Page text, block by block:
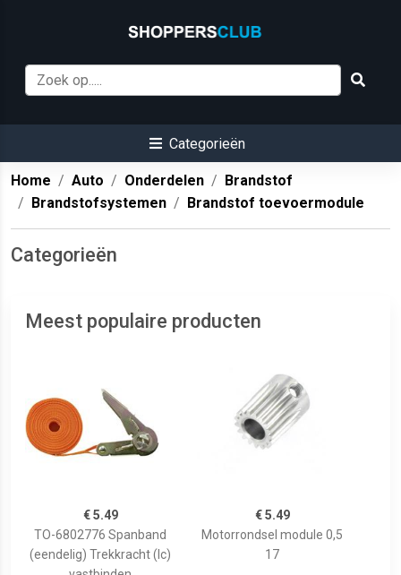
Categorieën
Home Auto Onderdelen
Brandstof
Brandstofsystemen
Brandstof toevoermodule
Categorieën
Meest populaire producten
€ 5.49
TO-6802776 Spanband
(eendelig) Trekkracht (lc)
€ 5.49
Motorrondsel module 0,5
17